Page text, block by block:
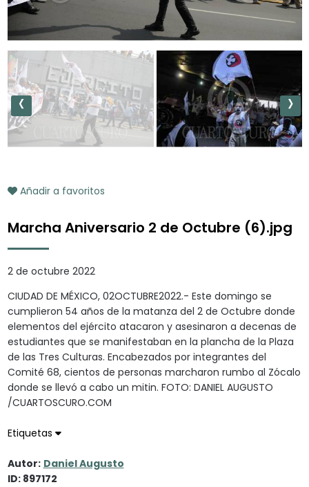
‹ ›
Añadir a favoritos
Marcha Aniversario 2 de Octubre (6).jpg
2 de octubre 2022
CIUDAD DE MÉXICO, 02OCTUBRE2022.- Este domingo se
cumplieron 54 años de la matanza del 2 de Octubre donde
elementos del ejército atacaron y asesinaron a decenas de
estudiantes que se manifestaban en la plancha de la Plaza
de las Tres Culturas. Encabezados por integrantes del
Comité 68, cientos de personas marcharon rumbo al Zócalo
donde se llevó a cabo un mitin. FOTO: DANIEL AUGUSTO
/CUARTOSCURO.COM
Etiquetas
Autor: Daniel Augusto
ID: 897172